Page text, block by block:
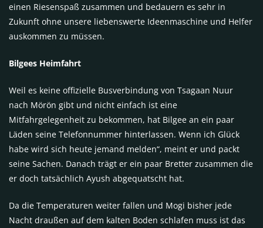
einen Riesenspaß zusammen und bedauern es sehr in
Zukunft ohne unsere liebenswerte Ideenmaschine und Helfer
auskommen zu müssen.
Bilgees Heimfahrt
Weil es keine offizielle Busverbindung von Tsagaan Nuur
nach Mörön gibt und nicht einfach ist eine
Mitfahrgelegenheit zu bekommen, hat Bilgee an ein paar
Läden seine Telefonnummer hinterlassen. Wenn ich Glück
habe wird sich heute jemand melden“, meint er und packt
seine Sachen. Danach trägt er ein paar Bretter zusammen die
er doch tatsächlich Ayush abgequatscht hat.
Da die Temperaturen weiter fallen und Mogi bisher jede
Nacht draußen auf dem kalten Boden schlafen muss ist das